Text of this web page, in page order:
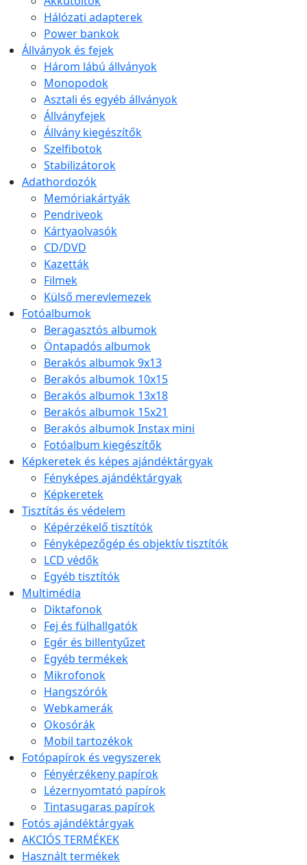
Hálózati adapterek
Power bankok
Állványok és fejek
Három lábú állványok
Monopodok
Asztali és egyéb állványok
Állványfejek
Állvány kiegészítők
Szelfibotok
Stabilizátorok
Adathordozók
Memóriakártyák
Pendriveok
Kártyaolvasók
CD/DVD
Kazetták
Filmek
Külső merevlemezek
Fotóalbumok
Beragasztós albumok
Öntapadós albumok
Berakós albumok 9x13
Berakós albumok 10x15
Berakós albumok 13x18
Berakós albumok 15x21
Berakós albumok Instax mini
Fotóalbum kiegészítők
Képkeretek és képes ajándéktárgyak
Fényképes ajándéktárgyak
Képkeretek
Tisztítás és védelem
Képérzékelő tisztítók
Fényképezőgép és objektív tisztítók
LCD védők
Egyéb tisztítók
Multimédia
Diktafonok
Fej és fülhallgatók
Egér és billentyűzet
Egyéb termékek
Mikrofonok
Hangszórók
Webkamerák
Okosórák
Mobil tartozékok
Fotópapírok és vegyszerek
Fényérzékeny papírok
Lézernyomtató papírok
Tintasugaras papírok
Fotós ajándéktárgyak
AKCIÓS TERMÉKEK
Használt termékek